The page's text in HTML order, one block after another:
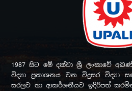
1987 සිට මේ දක්වා ශ්‍රී ලංකාවේ
විද්‍යා ප්‍රකාශනය වන විදුසර විද්‍යා
සරලව හා ආකර්ශනීයව ඉදිරිපත්